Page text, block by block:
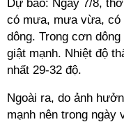
Dự báo: Ngày 7/8,
có mưa, mưa vừa,
dông. Trong cơn
giật mạnh. Nhiệt độ
nhất 29-32 độ.
Ngoài ra, do ảnh
mạnh nên trong ngày